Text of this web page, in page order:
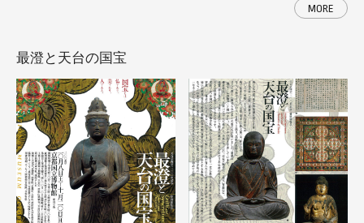
MORE
最澄と天台の国宝